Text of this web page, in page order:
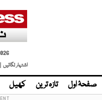
اشتہار لگائیں |
صفحۂ اول تازہ ترین کھیل